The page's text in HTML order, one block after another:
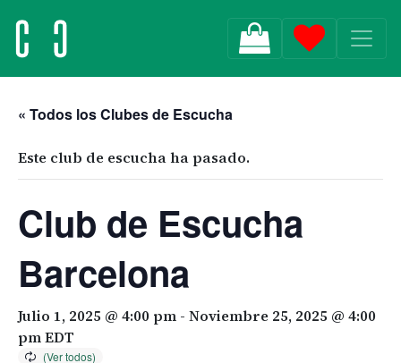
MAIN NAVIGATION
« Todos los Clubes de Escucha
Este club de escucha ha pasado.
Club de Escucha
Barcelona
Julio 1, 2025 @ 4:00 pm - Noviembre 25, 2025 @ 4:00
pmEDT